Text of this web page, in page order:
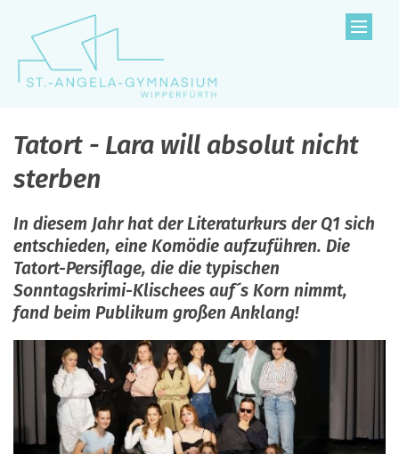
Zum Inhalt springen
Tatort - Lara will absolut nicht
sterben
In diesem Jahr hat der Literaturkurs der Q1 sich
entschieden, eine Komödie aufzuführen. Die
Tatort-Persiflage, die die typischen
Sonntagskrimi-Klischees auf´s Korn nimmt,
fand beim Publikum großen Anklang!